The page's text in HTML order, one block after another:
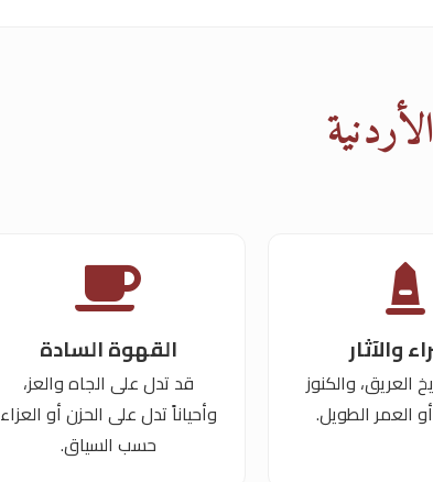
والآثار
العريق، والكنوز
العمر الطويل.
القهوة السادة
قد تدل على الجاه والعز،
وأحياناً تدل على الحزن أو العزاء
حسب السياق.